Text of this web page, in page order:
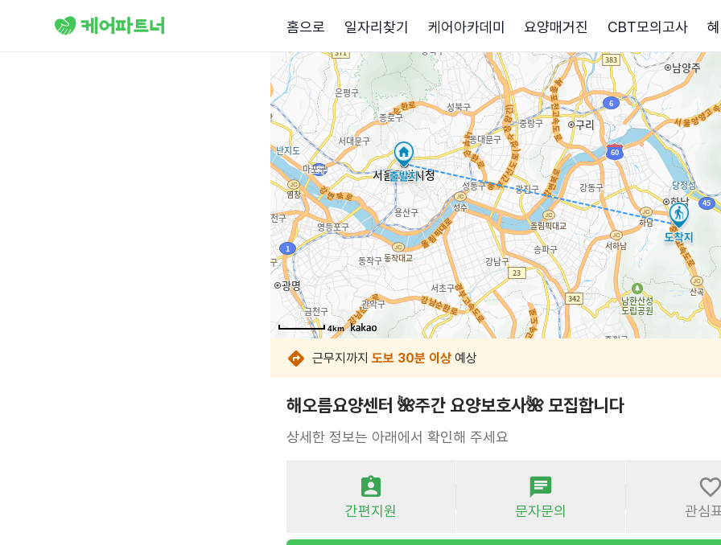
홈으로 일자리찾기 케어아카데미 요양매거진 CBT모의고사
4km
4km
4km
4km
4km
4km
4km
근무지까지 도보 30분 이상 예상
해오름요양센터 🌺주간 요양보호사🌺 모집합니다
상세한 정보는 아래에서 확인해 주세요
간편지원 문자문의 관심